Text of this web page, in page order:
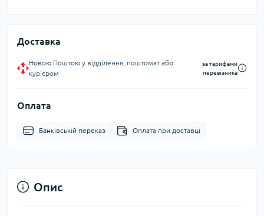
Доставка
Новою Поштою у відділення, поштомат або
кур'єром
за тарифами
перевізника
Оплата
Банківській переказ Оплата при доставці
Опис